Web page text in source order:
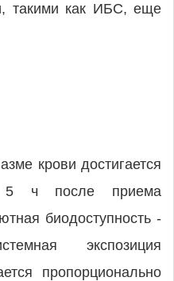
такими как ИБС, еще
крови достигается
5 ч после приема
биодоступность -
экспозиция
пропорционально